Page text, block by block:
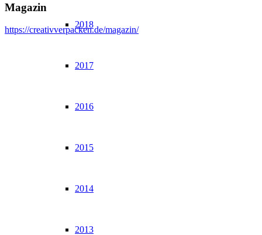
2018
2017
2016
2015
2014
2013
Magazin
https://creativverpacken.de/magazin/